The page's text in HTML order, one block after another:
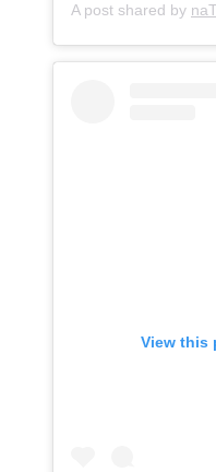
A post shared by
View this